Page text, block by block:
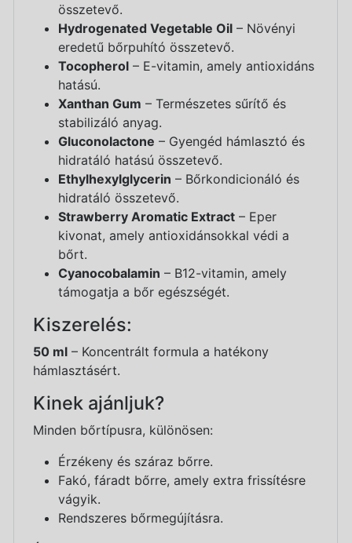
összetevő.
Hydrogenated Vegetable Oil – Növényi
eredetű bőrpuhító összetevő.
Tocopherol – E-vitamin, amely antioxidáns
hatású.
Xanthan Gum – Természetes sűrítő és
stabilizáló anyag.
Gluconolactone – Gyengéd hámlasztó és
hidratáló hatású összetevő.
Ethylhexylglycerin – Bőrkondicionáló és
hidratáló összetevő.
Strawberry Aromatic Extract – Eper
kivonat, amely antioxidánsokkal védi a
bőrt.
Cyanocobalamin – B12-vitamin, amely
támogatja a bőr egészségét.
Kiszerelés:
50 ml – Koncentrált formula a hatékony
hámlasztásért.
Kinek ajánljuk?
Minden bőrtípusra, különösen:
Érzékeny és száraz bőrre.
Fakó, fáradt bőrre, amely extra frissítésre
vágyik.
Rendszeres bőrmegújításra.